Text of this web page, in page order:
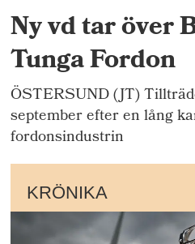
Ny vd tar över
Tunga Fordon
ÖSTERSUND (JT)
september efter en lång
fordonsindustrin
KRÖNIKA